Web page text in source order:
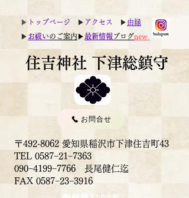
▶︎ トップページ ▶︎ アクセス ▶︎ 由縁
▶︎ お祓いのご案内 ▶︎最新情報ブログnew
住吉神社 下津総鎮守
〒492-8062 愛知県稲沢市下津住吉町43
TEL 0587−21−7363
090−4199−7766 長尾健仁迄
​FAX 0587−23−3916
お問合せ